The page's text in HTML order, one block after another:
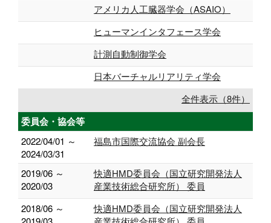
アメリカ人工臓器学会（ASAIO）
ヒューマンインタフェース学会
計測自動制御学会
日本バーチャルリアリティ学会
全件表示（8件）
委員会・協会等
2022/04/01 ～
2024/03/31
福島市国際交流協会 副会長
2019/06 ～
2020/03
快適HMD委員会（国立研究開発法人
産業技術総合研究所） 委員
2018/06 ～
快適HMD委員会（国立研究開発法人